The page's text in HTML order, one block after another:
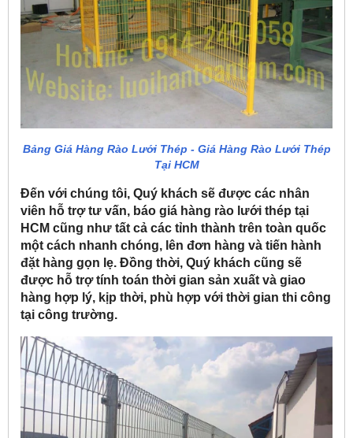
Bảng Giá Hàng Rào Lưới Thép - Giá Hàng Rào Lưới Thép
Tại HCM
Đến với chúng tôi, Quý khách sẽ được các nhân
viên hỗ trợ tư vấn, báo giá hàng rào lưới thép tại
HCM cũng như tất cả các tỉnh thành trên toàn quốc
một cách nhanh chóng, lên đơn hàng và tiến hành
đặt hàng gọn lẹ. Đồng thời, Quý khách cũng sẽ
được hỗ trợ tính toán thời gian sản xuất và giao
hàng hợp lý, kịp thời, phù hợp với thời gian thi công
tại công trường.